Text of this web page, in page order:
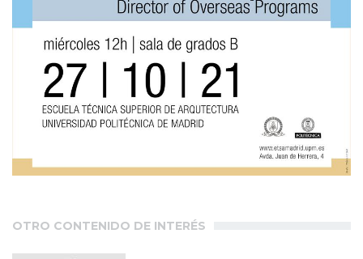
OTRO CONTENIDO DE INTERÉS